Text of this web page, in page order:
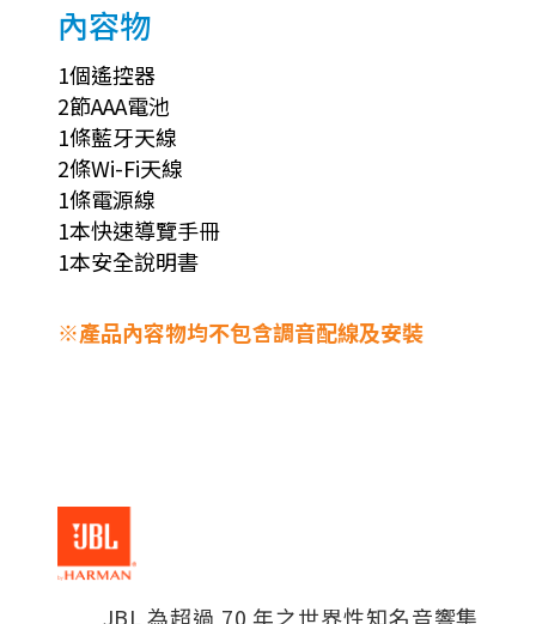
內容物
1個遙控器
2節AAA電池
1條藍牙天線
2條Wi-Fi天線
1條電源線
1本快速導覽手冊
1本安全說明書
※產品內容物均不包含調音配線及安裝
JBL 為超過 70 年之世界性知名音響集